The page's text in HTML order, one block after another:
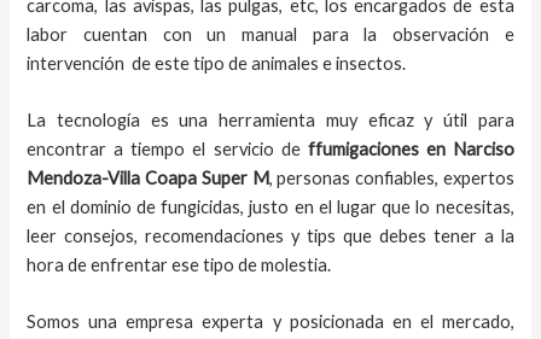
carcoma, las avispas, las pulgas, etc, los encargados de esta
labor
cuentan con un manual para la observación e
intervención de este tipo de animales e insectos.
La tecnología es una herramienta muy eficaz y útil para
encontrar a tiempo el servicio de ffumigaciones en Narciso
Mendoza-Villa Coapa Super M, personas confiables, expertos
en el dominio de fungicidas, justo en el lugar que lo necesitas,
leer consejos, recomendaciones y tips que debes tener a la
hora de enfrentar ese tipo de molestia.
Somos una empresa experta y posicionada en el mercado,